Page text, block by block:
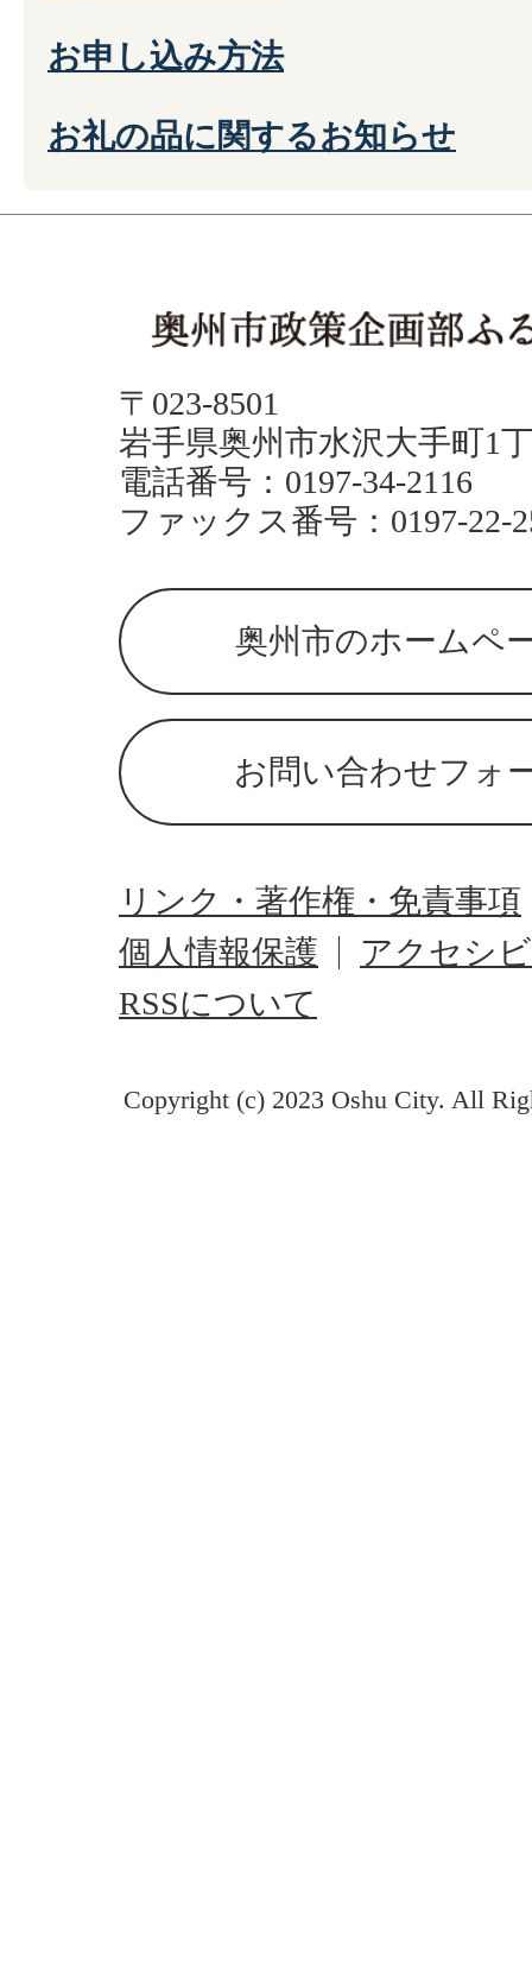
お申し込み方法
お礼の品に関するお知らせ
〒023-8501
岩手県奥州市水沢大手町1
電話番号：0197-34-2116
ファックス番号：0197-22-
奥州市のホームペ
お問い合わせフォ
リンク・著作権・免責事項
個人情報保護
アクセシ
RSSについて
Copyright (c) 2023 Oshu City. All